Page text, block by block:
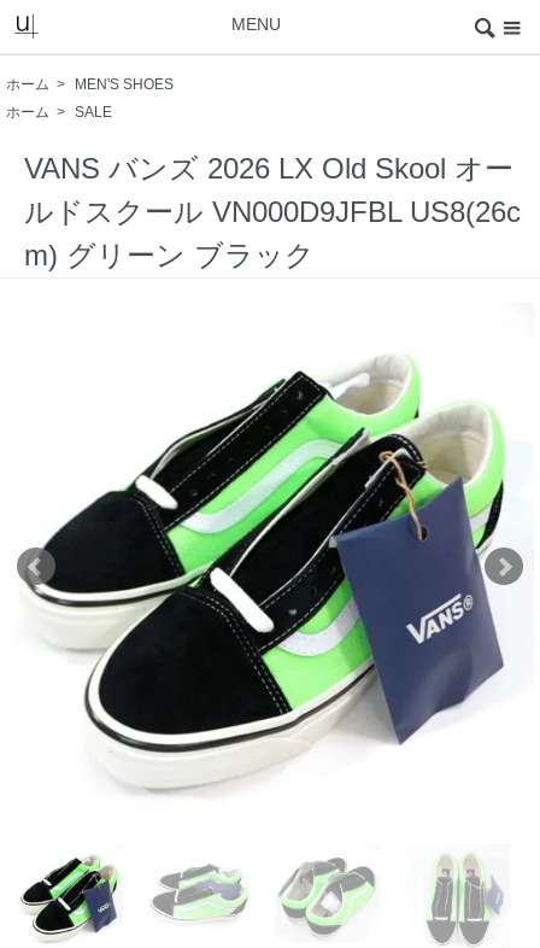
MENU
ホーム >
MEN'S SHOES
ホーム > SALE
VANS バンズ 2026 LX Old Skool オー
ルドスクール VN000D9JFBL US8(26c
m) グリーン ブラック